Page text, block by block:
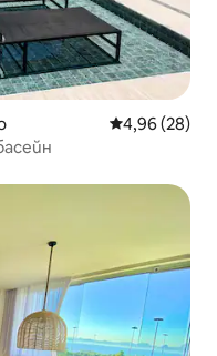
Средна
4,96 (28)